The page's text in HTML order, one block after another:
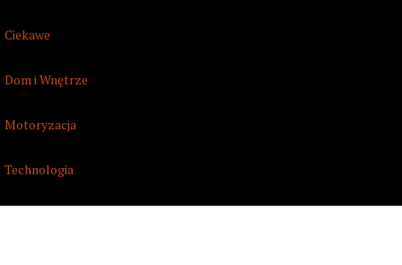
Ciekawe
Dom i Wnętrze
Motoryzacja
Technologia